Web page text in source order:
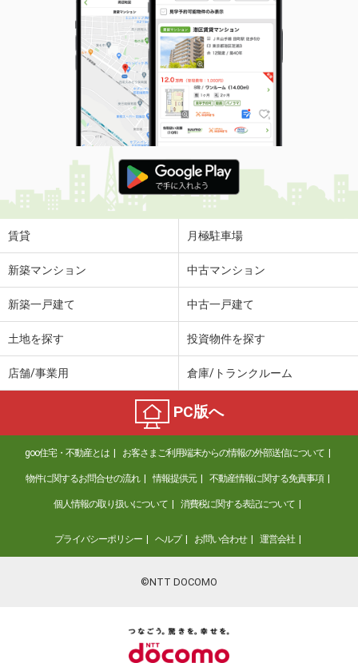
賃貸 月極駐車場
新築マンション 中古マンション
新築一戸建て 中古一戸建て
土地を探す 投資物件を探す
店舗/事業用 倉庫/トランクルーム
PC版へ
goo住宅・不動産とは お客さまご利用端末からの情報の外部送信について
物件に関するお問合せの流れ 情報提供元 不動産情報に関する免責事項
個人情報の取り扱いについて 消費税に関する表記について
プライバシーポリシー ヘルプ お問い合わせ 運営会社
©NTT DOCOMO